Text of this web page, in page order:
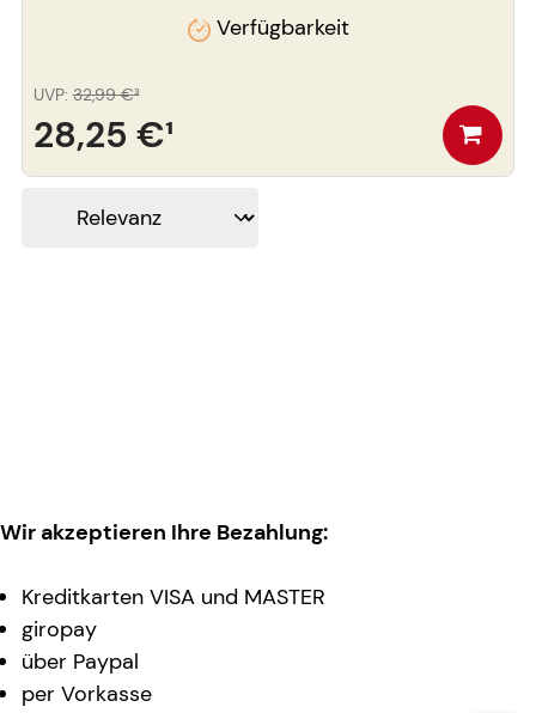
Verfügbarkeit
28,25 €¹
UVP: 32,99 €³
Wir akzeptieren Ihre Bezahlung:
Kreditkarten VISA und MASTER
giropay
über Paypal
per Vorkasse